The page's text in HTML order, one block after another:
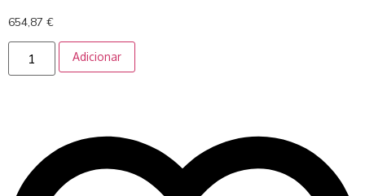
654,87 €
Adicionar